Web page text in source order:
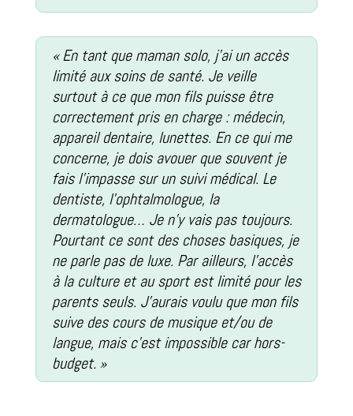
« En tant que maman solo, j’ai un accès
limité aux soins de santé. Je veille
surtout à ce que mon fils puisse être
correctement pris en charge : médecin,
appareil dentaire, lunettes. En ce qui me
concerne, je dois avouer que souvent je
fais l’impasse sur un suivi médical. Le
dentiste, l’ophtalmologue, la
dermatologue… Je n’y vais pas toujours.
Pourtant ce sont des choses basiques, je
ne parle pas de luxe. Par ailleurs, l’accès
à la culture et au sport est limité pour les
parents seuls. J’aurais voulu que mon fils
suive des cours de musique et/ou de
langue, mais c’est impossible car hors-
budget. »